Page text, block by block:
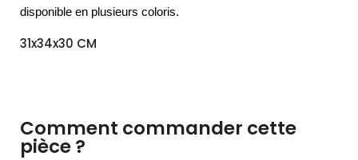
disponible en plusieurs coloris.
31x34x30 CM
Comment commander cette
pièce ?